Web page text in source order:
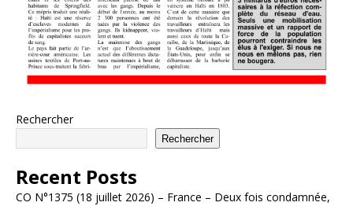
Rechercher
Rechercher
Recent Posts
CO N°1375 (18 juillet 2026) – France – Deux fois condamnée,